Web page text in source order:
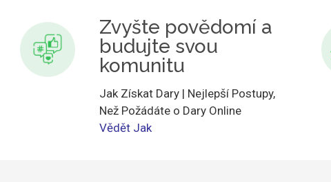
Zvyšte povědomí a
budujte svou
komunitu
Jak Získat Dary | Nejlepší Postupy,
Než Požádáte o Dary Online
Vědět Jak